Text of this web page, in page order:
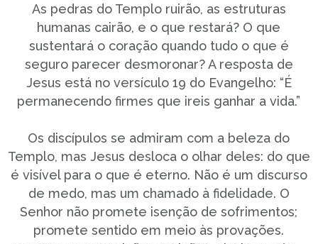
As pedras do Templo ruirão, as estruturas
humanas cairão, e o que restará? O que
sustentará o coração quando tudo o que é
seguro parecer desmoronar? A resposta de
Jesus está no versículo 19 do Evangelho: “É
permanecendo firmes que ireis ganhar a vida.”
Os discípulos se admiram com a beleza do
Templo, mas Jesus desloca o olhar deles: do que
é visível para o que é eterno. Não é um discurso
de medo, mas um chamado à fidelidade. O
Senhor não promete isenção de sofrimentos;
promete sentido em meio às provações.